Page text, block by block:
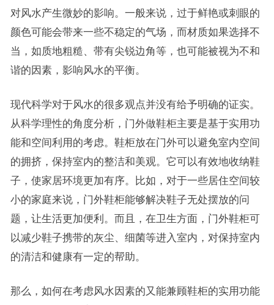
对风水产生微妙的影响。一般来说，过于鲜艳或刺眼的
颜色可能会带来一些不稳定的气场，而材质如果选择不
当，如质地粗糙、带有尖锐边角等，也可能被视为不和
谐的因素，影响风水的平衡。
现代科学对于风水的很多观点并没有给予明确的证实。
从科学理性的角度分析，门外做鞋柜主要是基于实用功
能和空间利用的考虑。鞋柜放在门外可以避免室内空间
的拥挤，保持室内的整洁和美观。它可以有效地收纳鞋
子，使家居环境更加有序。比如，对于一些居住空间较
小的家庭来说，门外鞋柜能够解决鞋子无处摆放的问
题，让生活更加便利。而且，在卫生方面，门外鞋柜可
以减少鞋子携带的灰尘、细菌等进入室内，对保持室内
的清洁和健康有一定的帮助。
那么，如何在考虑风水因素的又能兼顾鞋柜的实用功能